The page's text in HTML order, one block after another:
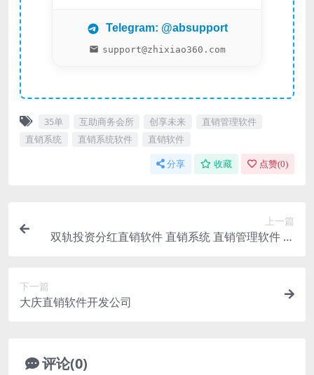
Telegram: @absupport
support@zhixiao360.com
35单 互助商务会所 创享未来
直销管理软件
直销系统
直销系统软件 直销软件
分享 收藏 点赞(0)
上一篇
双轨投资分红直销软件 直销系统 直销管理软件 直
下一篇
大庆直销软件开发公司
评论(0)